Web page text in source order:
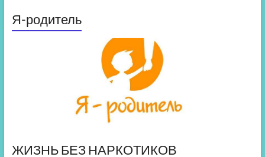
Я-родитель
ЖИЗНЬ БЕЗ НАРКОТИКОВ